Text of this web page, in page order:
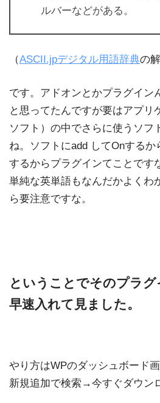
ルバーなどがある。
（ASCII.jpデジタル用語辞典の
です。アドオンとかプラグイン
と思ってたんですが要はアプリ
ソフト）の中でさらに使うソフ
ね。ソフトにadd してOnする
するからプラグインてことです
単純な英単語もなんだかよくわ
ら要注意ですな。
ということでそのプラ
早速入れて見ました。
やり方はWPのダッシュボード
新規追加で検索→今すぐダウン